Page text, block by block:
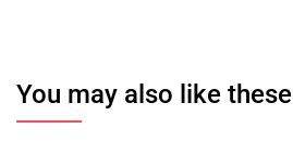
You may also like these